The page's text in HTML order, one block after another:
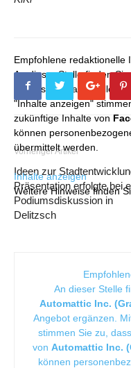
Empfohlene redaktionelle
An dieser Stelle finden
die unser redaktionelles
"Inhalte anzeigen"
zukünftige Inhalte von
können
übermittelt werden.
Inhalte anzeigen
Weitere Hinweise finden
Vorheriger Artikel
Ideen zur
Präsentation erfolgte bei
Podiumsdiskussion in
Delitzsch
An dieser Stelle
Automattic Inc.
Angebot ergänzen.
stimmen Sie zu,
von Automattic Inc.
können